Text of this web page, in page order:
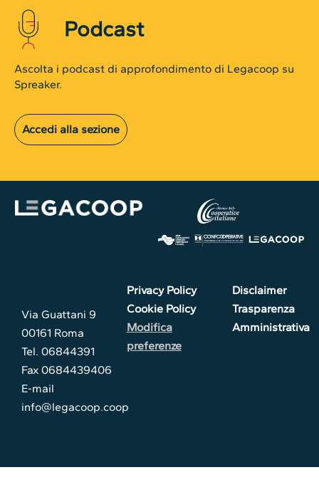
Podcast
Ascolta i podcast di approfondimento di Legacoop su
Spreaker.
Accedi alla sezione
Via Guattani 9
00161 Roma
Tel. 06844391
Fax 0684439406
E-mail
info@legacoop.coop
Privacy Policy
Cookie Policy
Modifica
preferenze
Disclaimer
Trasparenza
Amministrativa